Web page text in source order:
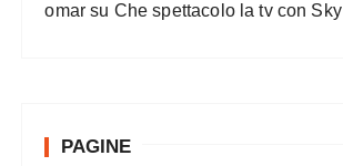
omar su Che spettacolo la tv con Sky
PAGINE